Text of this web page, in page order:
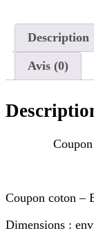
blanc
or
Description
Avis (0)
Coupon coton –
Dimensions :